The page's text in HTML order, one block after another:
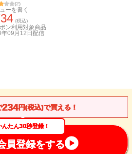
(2)
ーを書く
(税込)
ン利用対象商品
09月12日 配信
234円(税込)で買える！
んたん30秒登録！
員登録をする